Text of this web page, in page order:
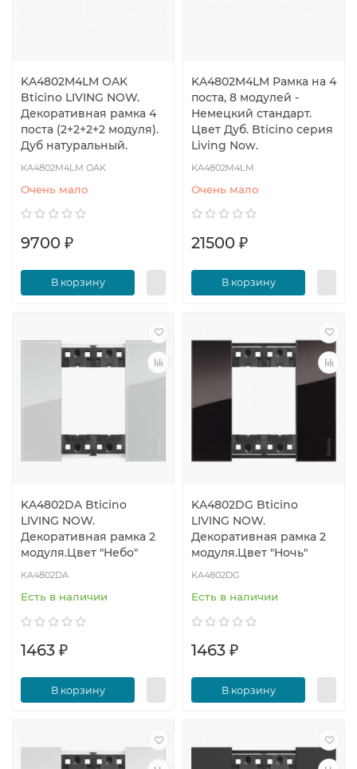
KA4802M4LM OAK
Bticino LIVING NOW.
Декоративная рамка 4
поста (2+2+2+2 модуля).
Дуб натуральный.
KA4802M4LM OAK
Очень мало
9700 ₽
В корзину
KA4802M4LM Рамка на 4
поста, 8 модулей -
Немецкий стандарт.
Цвет Дуб. Bticino серия
Living Now.
KA4802M4LM
Очень мало
21500 ₽
В корзину
KA4802DA Bticino
LIVING NOW.
Декоративная рамка 2
модуля.Цвет "Небо"
KA4802DA
Есть в наличии
1463 ₽
В корзину
KA4802DG Bticino
LIVING NOW.
Декоративная рамка 2
модуля.Цвет "Ночь"
KA4802DG
Есть в наличии
1463 ₽
В корзину